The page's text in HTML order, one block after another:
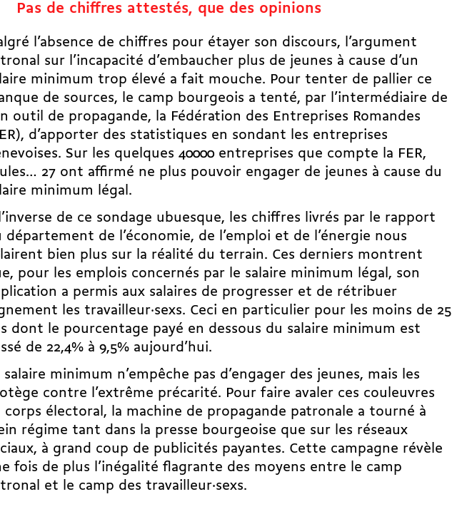
Pas de chiffres attestés, que des opinions
l’absence de chiffres pour étayer son discours, l’argument
sur l’incapacité d’embaucher plus de jeunes à cause d’un
minimum trop élevé a fait mouche. Pour tenter de pallier ce
de sources, le camp bourgeois a tenté, par l’intermédiaire de
outil de propagande, la Fédération des Entreprises Romandes
d’apporter des statistiques en sondant les entreprises
Sur les quelques 40000 entreprises que compte la FER,
27 ont affirmé ne plus pouvoir engager de jeunes à cause du
minimum légal.
de ce sondage ubuesque, les chiffres livrés par le rapport
département de l’économie, de l’emploi et de l’énergie nous
bien plus sur la réalité du terrain. Ces derniers montrent
pour les emplois concernés par le salaire minimum légal, son
a permis aux salaires de progresser et de rétribuer
les travailleur·sexs. Ceci en particulier pour les moins de 25
dont le pourcentage payé en dessous du salaire minimum est
de 22,4% à 9,5% aujourd’hui.
salaire minimum n’empêche pas d’engager des jeunes, mais les
contre l’extrême précarité. Pour faire avaler ces couleuvres
corps électoral, la machine de propagande patronale a tourné à
régime tant dans la presse bourgeoise que sur les réseaux
à grand coup de publicités payantes. Cette campagne révèle
fois de plus l’inégalité flagrante des moyens entre le camp
et le camp des travailleur·sexs.